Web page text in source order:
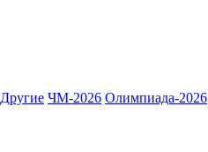
Другие ЧМ-2026 Олимпиада-2026